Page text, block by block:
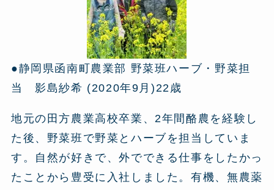
●静岡県函南町農業部 野菜班ハーブ・野菜担
当 影島紗希 (2020年9月)22歳
地元の田方農業高校卒業、2年間酪農を経験し
た後、野菜班で野菜とハーブを担当していま
す。自然が好きで、外でできる仕事をしたかっ
たことから豊受に入社しました。有機、無農薬